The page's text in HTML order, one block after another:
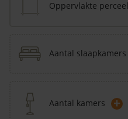
Oppervlakte perceel
Aantal slaapkamers
Aantal kamers +